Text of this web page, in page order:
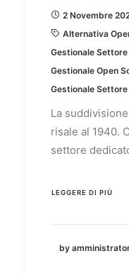
2 Novembre
Alternativa
Gestionale
Gestionale Open
Gestionale
La
risale al 1940.
settore
LEGGERE DI PIÙ
by